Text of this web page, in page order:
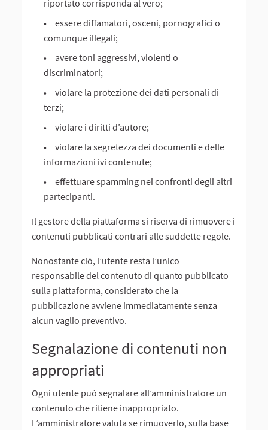
riportato corrisponda al vero;
essere diffamatori, osceni, pornografici o
comunque illegali;
avere toni aggressivi, violenti o
discriminatori;
violare la protezione dei dati personali di
terzi;
violare i diritti d’autore;
violare la segretezza dei documenti e delle
informazioni ivi contenute;
effettuare spamming nei confronti degli altri
partecipanti.
Il gestore della piattaforma si riserva di rimuovere i
contenuti pubblicati contrari alle suddette regole.
Nonostante ciò, l’utente resta l’unico
responsabile del contenuto di quanto pubblicato
sulla piattaforma, considerato che la
pubblicazione avviene immediatamente senza
alcun vaglio preventivo.
Segnalazione di contenuti non
appropriati
Ogni utente può segnalare all’amministratore un
contenuto che ritiene inappropriato.
L’amministratore valuta se rimuoverlo, sulla base